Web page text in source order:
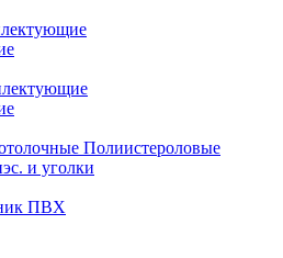
Полиистероловые
и уголки
ПВХ